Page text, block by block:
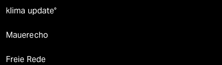
klima update°
Mauerecho
Freie Rede